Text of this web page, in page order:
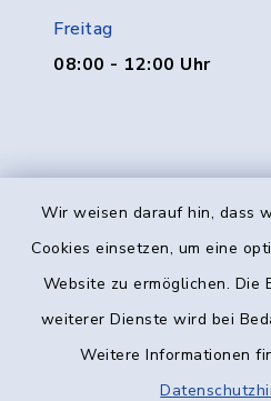
Wir weisen darauf hin, dass
Cookies einsetzen, um eine
Website zu ermöglichen. Die
weiterer Dienste wird bei
Weitere Informationen
Freitag
08:00 - 12:00 Uhr